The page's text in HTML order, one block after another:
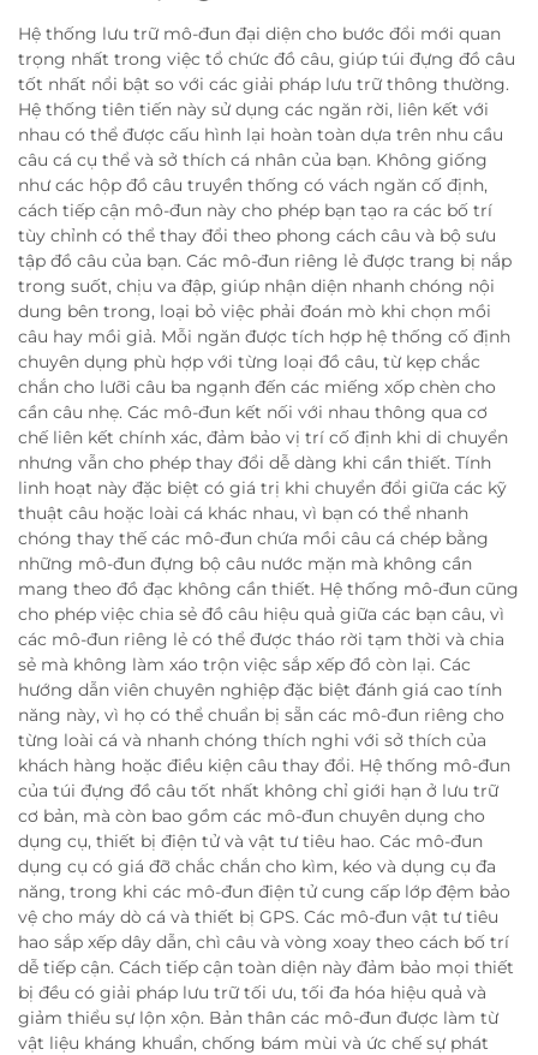
Hệ thống lưu trữ mô-đun đại diện cho bước đổi mới quan
trọng nhất trong việc tổ chức đồ câu, giúp túi đựng đồ câu
tốt nhất nổi bật so với các giải pháp lưu trữ thông thường.
Hệ thống tiên tiến này sử dụng các ngăn rời, liên kết với
nhau có thể được cấu hình lại hoàn toàn dựa trên nhu cầu
câu cá cụ thể và sở thích cá nhân của bạn. Không giống
như các hộp đồ câu truyền thống có vách ngăn cố định,
cách tiếp cận mô-đun này cho phép bạn tạo ra các bố trí
tùy chỉnh có thể thay đổi theo phong cách câu và bộ sưu
tập đồ câu của bạn. Các mô-đun riêng lẻ được trang bị nắp
trong suốt, chịu va đập, giúp nhận diện nhanh chóng nội
dung bên trong, loại bỏ việc phải đoán mò khi chọn mồi
câu hay mồi giả. Mỗi ngăn được tích hợp hệ thống cố định
chuyên dụng phù hợp với từng loại đồ câu, từ kẹp chắc
chắn cho lưỡi câu ba ngạnh đến các miếng xốp chèn cho
cần câu nhẹ. Các mô-đun kết nối với nhau thông qua cơ
chế liên kết chính xác, đảm bảo vị trí cố định khi di chuyển
nhưng vẫn cho phép thay đổi dễ dàng khi cần thiết. Tính
linh hoạt này đặc biệt có giá trị khi chuyển đổi giữa các kỹ
thuật câu hoặc loài cá khác nhau, vì bạn có thể nhanh
chóng thay thế các mô-đun chứa mồi câu cá chép bằng
những mô-đun đựng bộ câu nước mặn mà không cần
mang theo đồ đạc không cần thiết. Hệ thống mô-đun cũng
cho phép việc chia sẻ đồ câu hiệu quả giữa các bạn câu, vì
các mô-đun riêng lẻ có thể được tháo rời tạm thời và chia
sẻ mà không làm xáo trộn việc sắp xếp đồ còn lại. Các
hướng dẫn viên chuyên nghiệp đặc biệt đánh giá cao tính
năng này, vì họ có thể chuẩn bị sẵn các mô-đun riêng cho
từng loài cá và nhanh chóng thích nghi với sở thích của
khách hàng hoặc điều kiện câu thay đổi. Hệ thống mô-đun
của túi đựng đồ câu tốt nhất không chỉ giới hạn ở lưu trữ
cơ bản, mà còn bao gồm các mô-đun chuyên dụng cho
dụng cụ, thiết bị điện tử và vật tư tiêu hao. Các mô-đun
dụng cụ có giá đỡ chắc chắn cho kìm, kéo và dụng cụ đa
năng, trong khi các mô-đun điện tử cung cấp lớp đệm bảo
vệ cho máy dò cá và thiết bị GPS. Các mô-đun vật tư tiêu
hao sắp xếp dây dẫn, chì câu và vòng xoay theo cách bố trí
dễ tiếp cận. Cách tiếp cận toàn diện này đảm bảo mọi thiết
bị đều có giải pháp lưu trữ tối ưu, tối đa hóa hiệu quả và
giảm thiểu sự lộn xộn. Bản thân các mô-đun được làm từ
vật liệu kháng khuẩn, chống bám mùi và ức chế sự phát